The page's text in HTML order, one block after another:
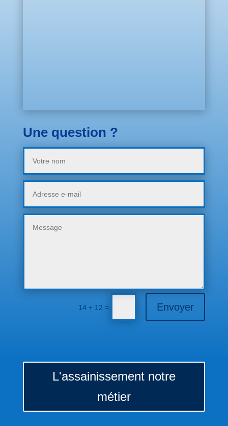
Une question ?
14 + 12 = Envoyer
L'assainissement notre
métier